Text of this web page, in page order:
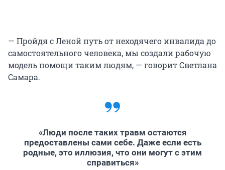
— Пройдя с Леной путь от неходячего инвалида до
самостоятельного человека, мы создали рабочую
модель помощи таким людям, — говорит Светлана
Самара.
«Люди после таких травм остаются
предоставлены сами себе. Даже если есть
родные, это иллюзия, что они могут с этим
справиться»